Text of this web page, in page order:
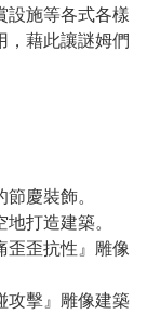
設施等各式各樣
，藉此讓謎姆們
慶裝飾。
打造建築。
歪抗性』雕像
擊』雕像建築